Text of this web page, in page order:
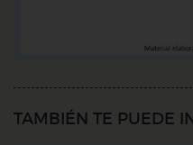
TAMBIÉN TE PUEDE